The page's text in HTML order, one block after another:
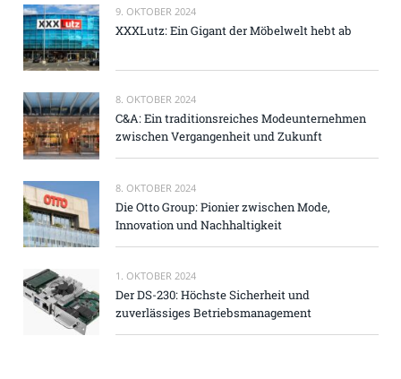
9. OKTOBER 2024
XXXLutz: Ein Gigant der Möbelwelt hebt ab
8. OKTOBER 2024
C&A: Ein traditionsreiches Modeunternehmen
zwischen Vergangenheit und Zukunft
8. OKTOBER 2024
Die Otto Group: Pionier zwischen Mode,
Innovation und Nachhaltigkeit
1. OKTOBER 2024
Der DS-230: Höchste Sicherheit und
zuverlässiges Betriebsmanagement